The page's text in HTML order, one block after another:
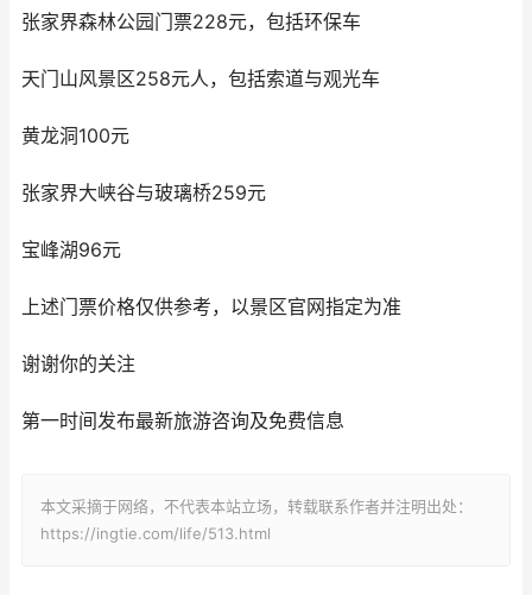
张家界森林公园门票228元，包括环保车
天门山风景区258元人，包括索道与观光车
黄龙洞100元
张家界大峡谷与玻璃桥259元
宝峰湖96元
上述门票价格仅供参考，以景区官网指定为准
谢谢你的关注
第一时间发布最新旅游咨询及免费信息
本文采摘于网络，不代表本站立场，转载联系作者并注明出处：
https://ingtie.com/life/513.html